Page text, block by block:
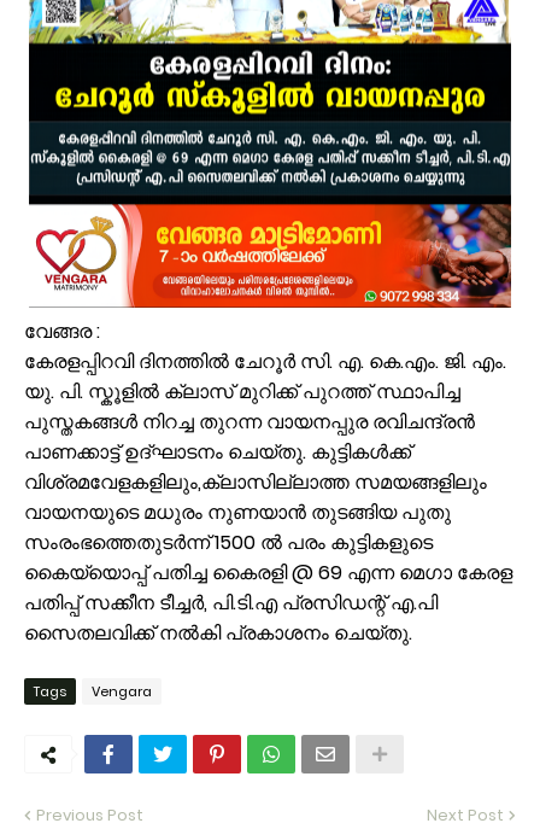
കൂരിയാട് വ്യാപാരി വ്യവസായി ഏകോപന സമിതിയുടെ
വിവരാവകാശ നിയമപ്രകാരം വിവരം സൗജന്യമായി നൽകണം;
അതിശക്തമായ മഴ തുടരും; എട്ട് ജില്ലകളിൽ റെഡ് അലർട്ട്
മൊബൈല്‍ ഉപയോക്താക്കള്‍ക്ക് തിരിച്ചടി; നിരക്കുകള്‍ വീണ്ടും
രക്ഷാപ്രവർത്തനത്തിനിടെ കാര്യങ്കോട്
പ്രളയക്കെടുതി പ്രതിരോധം: വേങ്ങര പഞ്ചായപ്പിൽ സന്നദ്ധ
വേങ്ങര ജി.വി.എച്ച്.എസ്.എസിന് സമീപം റോഡരികിലെ പഴയ
ഓണം അടുത്തെത്തി; ഏത്തപ്പഴത്തിന് പൊള്ളുന്ന വില നാൽപതിൽനിന്ന്
ഓണാഘോഷ ദിവസവും എട്ടാം ക്ലാസുകാർക്ക് പരീക്ഷ; ടൈംടേബിൾ
സര്‍ക്കിള്‍ ഓഫീസ് തിരൂരങ്ങാടിയില്‍ തന്നെ; പുനരാരംഭത്തിന്
വേങ്ങര :
കേരളപ്പിറവി ദിനത്തിൽ ചേറൂർ സി. എ. കെ.എം. ജി. എം.
യു. പി. സ്കൂളിൽ ക്ലാസ് മുറിക്ക് പുറത്ത് സ്ഥാപിച്ച
പുസ്തകങ്ങൾ നിറച്ച തുറന്ന വായനപ്പുര രവിചന്ദ്രൻ
പാണക്കാട്ട് ഉദ്ഘാടനം ചെയ്തു. കുട്ടികൾക്ക്
വിശ്രമവേളകളിലും,ക്ലാസില്ലാത്ത സമയങ്ങളിലും
വായനയുടെ മധുരം നുണയാൻ തുടങ്ങിയ പുതു
സംരംഭത്തെതുടർന്ന് 1500 ൽ പരം കുട്ടികളുടെ
കൈയ്യൊപ്പ് പതിച്ച കൈരളി @ 69 എന്ന മെഗാ കേരള
പതിപ്പ് സക്കീന ടീച്ചർ, പി.ടി.എ പ്രസിഡന്റ് എ.പി
സൈതലവിക്ക് നൽകി പ്രകാശനം ചെയ്തു.
Tags Vengara
Previous Post Next Post